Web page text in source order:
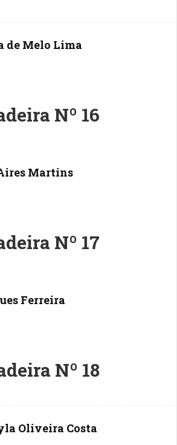
de Melo Lima
Nº 16
Martins
Nº 17
Ferreira
Nº 18
Oliveira Costa